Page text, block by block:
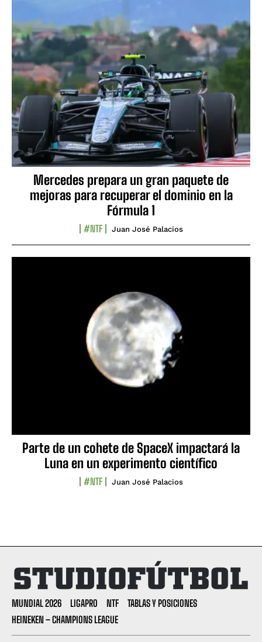
Mercedes prepara un gran paquete de
mejoras para recuperar el dominio en la
Fórmula 1
#NTF Juan José Palacios
Parte de un cohete de SpaceX impactará la
Luna en un experimento científico
#NTF Juan José Palacios
MUNDIAL 2026 LIGAPRO NTF
TABLAS Y POSICIONES
HEINEKEN – CHAMPIONS LEAGUE